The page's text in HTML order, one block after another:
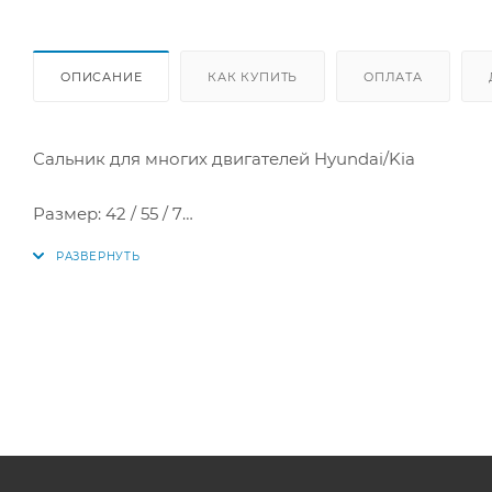
ОПИСАНИЕ КАК КУПИТЬ ОПЛАТА
Сальник для многих двигателей Hyundai/Kia
Размер: 42 / 55 / 7